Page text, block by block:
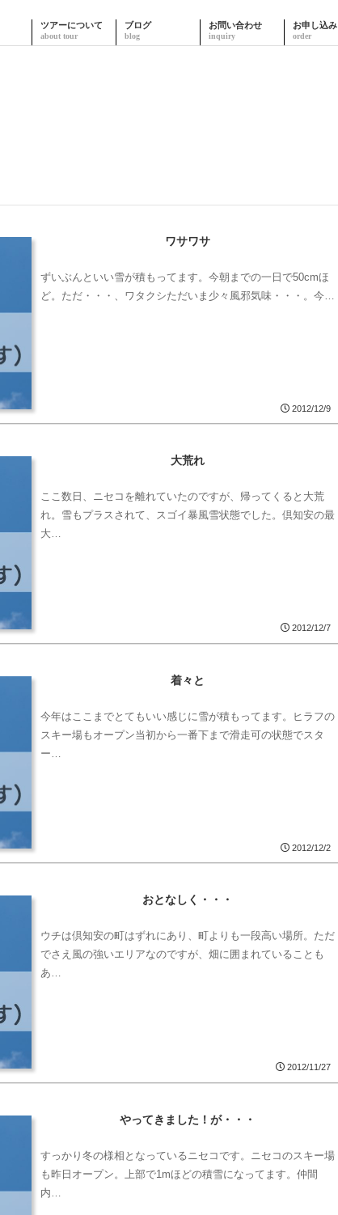
ツアーについて ブログ お問い合わせ お申し込み
ワサワサ
ずいぶんといい雪が積もってます。今朝までの一日で50cmほ
ど。ただ・・・、ワタクシただいま少々風邪気味・・・。今…
2012/12/9
大荒れ
ここ数日、ニセコを離れていたのですが、帰ってくると大荒
れ。雪もプラスされて、スゴイ暴風雪状態でした。倶知安の最
大…
2012/12/7
着々と
今年はここまでとてもいい感じに雪が積もってます。ヒラフの
スキー場もオープン当初から一番下まで滑走可の状態でスタ
ー…
2012/12/2
おとなしく・・・
ウチは倶知安の町はずれにあり、町よりも一段高い場所。ただ
でさえ風の強いエリアなのですが、畑に囲まれていることも
あ…
2012/11/27
やってきました！が・・・
すっかり冬の様相となっているニセコです。ニセコのスキー場
も昨日オープン。上部で1mほどの積雪になってます。仲間
内…